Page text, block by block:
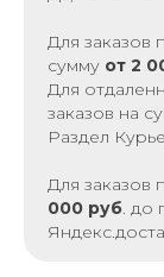
Для заказов
сумму от 2
Для
заказов на
Раздел
Для заказов
000 руб. до